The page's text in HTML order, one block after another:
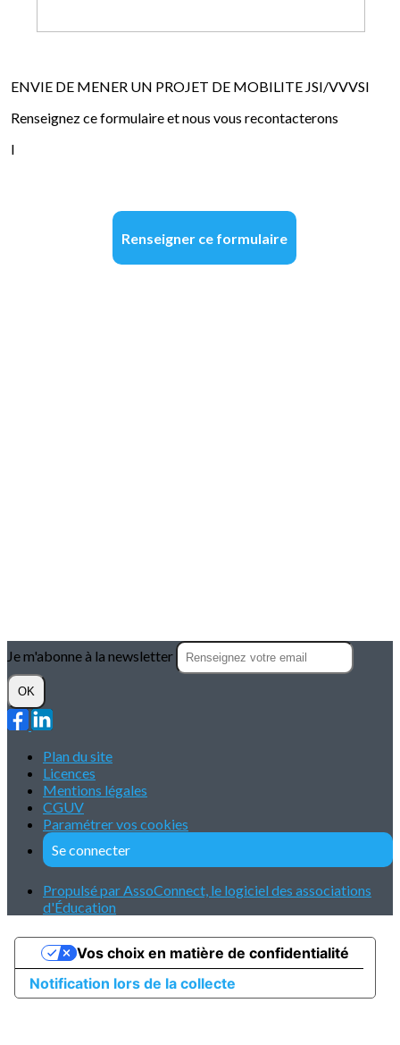
ENVIE DE MENER UN PROJET DE MOBILITE JSI/VVVSI
Renseignez ce formulaire et nous vous recontacterons
l
Renseigner ce formulaire
Je m'abonne à la newsletter
OK
Plan du site
Licences
Mentions légales
CGUV
Paramétrer vos cookies
Se connecter
Propulsé par AssoConnect, le logiciel des associations
d'Éducation
Notification lors de la collecte
Vos choix en matière de confidentialité